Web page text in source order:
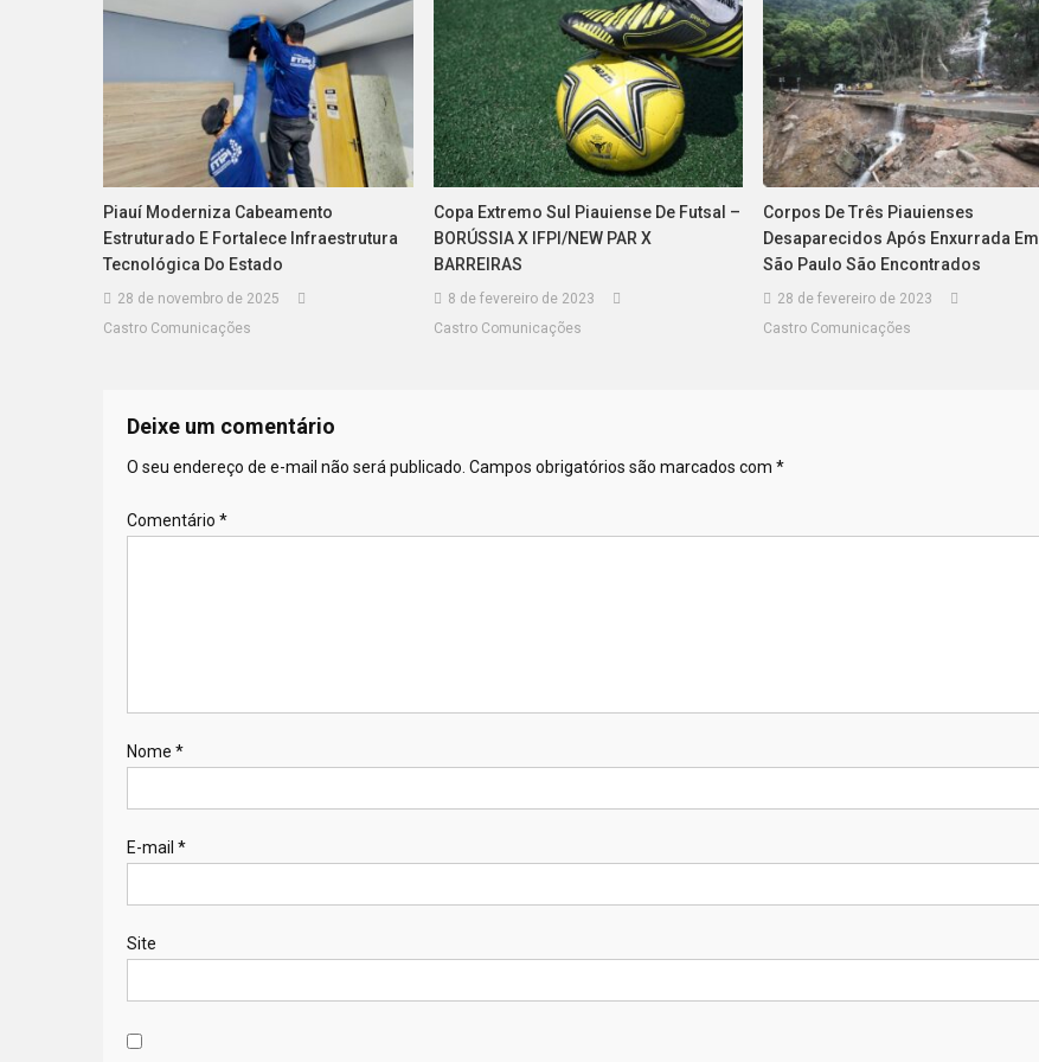
Piauí Moderniza Cabeamento
Estruturado E Fortalece Infraestrutura
Tecnológica Do Estado
28 de novembro de 2025
Castro Comunicações
Copa Extremo Sul Piauiense De Futsal –
BORÚSSIA X IFPI/NEW PAR X
BARREIRAS
8 de fevereiro de 2023
Castro Comunicações
Corpos De Três Piauienses
Desaparecidos Após Enxurrada Em
São Paulo São Encontrados
28 de fevereiro de 2023
Castro Comunicações
Deixe um comentário
O seu endereço de e-mail não será publicado. Campos obrigatórios são marcados com *
Comentário *
Nome *
E-mail *
Site